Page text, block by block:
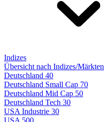
Indizes
Übersicht nach Indizes/Märkten
Deutschland 40
Deutschland Small Cap 70
Deutschland Mid Cap 50
Deutschland Tech 30
USA Industrie 30
USA 500